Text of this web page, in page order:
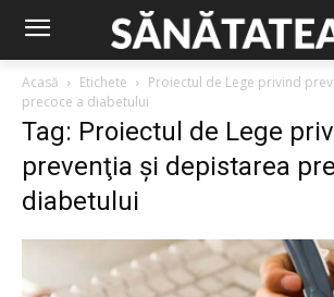
Acasă Etichete
Proiectul de Lege privind
precoce a diabetului
Tag: Proiectul de Lege
prevenţia şi depistarea
diabetului